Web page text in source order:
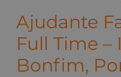
Ajudante
Full Time –
Bonfim,